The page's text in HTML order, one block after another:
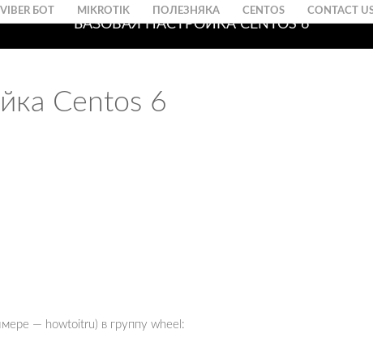
БАЗОВАЯ НАСТРОЙКА CENTOS 6
VIBER БОТ MIKROTIK ПОЛЕЗНЯКА CENTOS CONTACT
Centos 6
— howtoitru) в группу wheel: